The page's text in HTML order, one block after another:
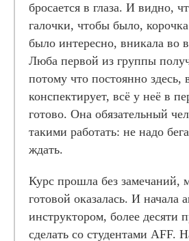
бросается в глаза. И видно,
галочки, чтобы было,
было интересно, вникала во
Люба первой из группы
потому что постоянно здесь,
конспектирует, всё у неё в
готово. Она обязательный
такими работать: не надо
ждать.
Курс прошла без замечаний,
готовой оказалась. И начала
инструктором, более десяти
сделать со студентами AFF.